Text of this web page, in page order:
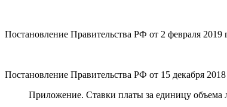
Постановление Правительства РФ от 2 февраля 2019
Постановление Правительства РФ от 15 декабря 2018
Приложение. Ставки платы за единицу объема